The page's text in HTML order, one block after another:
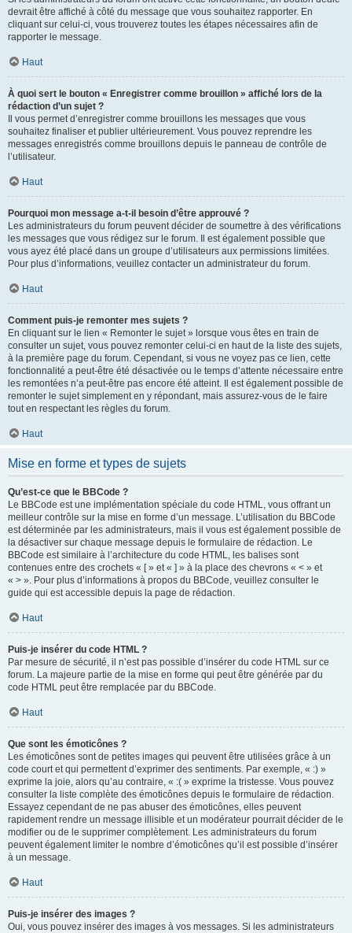
devrait être affiché à côté du message que vous souhaitez rapporter. En
cliquant sur celui-ci, vous trouverez toutes les étapes nécessaires afin de
rapporter le message.
Haut
À quoi sert le bouton « Enregistrer comme brouillon » affiché lors de la
rédaction d’un sujet ?
Il vous permet d’enregistrer comme brouillons les messages que vous
souhaitez finaliser et publier ultérieurement. Vous pouvez reprendre les
messages enregistrés comme brouillons depuis le panneau de contrôle de
l’utilisateur.
Haut
Pourquoi mon message a-t-il besoin d’être approuvé ?
Les administrateurs du forum peuvent décider de soumettre à des vérifications
les messages que vous rédigez sur le forum. Il est également possible que
vous ayez été placé dans un groupe d’utilisateurs aux permissions limitées.
Pour plus d’informations, veuillez contacter un administrateur du forum.
Haut
Comment puis-je remonter mes sujets ?
En cliquant sur le lien « Remonter le sujet » lorsque vous êtes en train de
consulter un sujet, vous pouvez remonter celui-ci en haut de la liste des sujets,
à la première page du forum. Cependant, si vous ne voyez pas ce lien, cette
fonctionnalité a peut-être été désactivée ou le temps d’attente nécessaire entre
les remontées n’a peut-être pas encore été atteint. Il est également possible de
remonter le sujet simplement en y répondant, mais assurez-vous de le faire
tout en respectant les règles du forum.
Haut
Mise en forme et types de sujets
Qu’est-ce que le BBCode ?
Le BBCode est une implémentation spéciale du code HTML, vous offrant un
meilleur contrôle sur la mise en forme d’un message. L’utilisation du BBCode
est déterminée par les administrateurs, mais il vous est également possible de
la désactiver sur chaque message depuis le formulaire de rédaction. Le
BBCode est similaire à l’architecture du code HTML, les balises sont
contenues entre des crochets « [ » et « ] » à la place des chevrons « < » et
« > ». Pour plus d’informations à propos du BBCode, veuillez consulter le
guide qui est accessible depuis la page de rédaction.
Haut
Puis-je insérer du code HTML ?
Par mesure de sécurité, il n’est pas possible d’insérer du code HTML sur ce
forum. La majeure partie de la mise en forme qui peut être générée par du
code HTML peut être remplacée par du BBCode.
Haut
Que sont les émoticônes ?
Les émoticônes sont de petites images qui peuvent être utilisées grâce à un
code court et qui permettent d’exprimer des sentiments. Par exemple, « :) »
exprime la joie, alors qu’au contraire, « :( » exprime la tristesse. Vous pouvez
consulter la liste complète des émoticônes depuis le formulaire de rédaction.
Essayez cependant de ne pas abuser des émoticônes, elles peuvent
rapidement rendre un message illisible et un modérateur pourrait décider de le
modifier ou de le supprimer complètement. Les administrateurs du forum
peuvent également limiter le nombre d’émoticônes qu’il est possible d’insérer
à un message.
Haut
Puis-je insérer des images ?
Oui, vous pouvez insérer des images à vos messages. Si les administrateurs